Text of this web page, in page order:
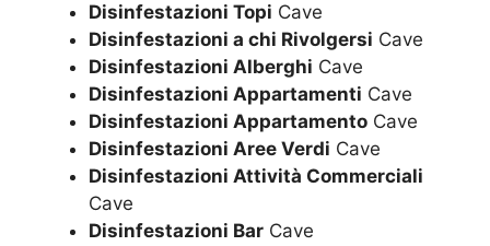
Disinfestazioni Topi Cave
Disinfestazioni a chi Rivolgersi Cave
Disinfestazioni Alberghi Cave
Disinfestazioni Appartamenti Cave
Disinfestazioni Appartamento Cave
Disinfestazioni Aree Verdi Cave
Disinfestazioni Attività Commerciali
Cave
Disinfestazioni Bar Cave